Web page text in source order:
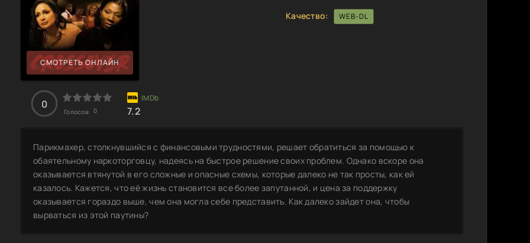
СМОТРЕТЬ ОНЛАЙН
Качество:
WEB-DL
0
Голосов: 0 7.2
Парикмахер, столкнувшийся с финансовыми трудностями, решает обратиться за помощью к
обаятельному наркоторговцу, надеясь на быстрое решение своих проблем. Однако вскоре она
оказывается втянутой в его сложные и опасные схемы, которые далеко не так просты, как ей
казалось. Кажется, что её жизнь становится все более запутанной, и цена за поддержку
оказывается гораздо выше, чем она могла себе представить. Как далеко зайдет она, чтобы
вырваться из этой паутины?